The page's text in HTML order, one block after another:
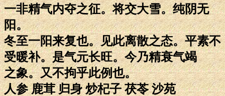
一非精气内夺之征。将交大雪。纯阴无
阳。
冬至一阳来复也。见此离散之态。平素不
受暖补。是气元长旺。今乃精衰气竭
之象。又不拘乎此例也。
人参 鹿茸 归身 炒杞子 茯苓 沙苑